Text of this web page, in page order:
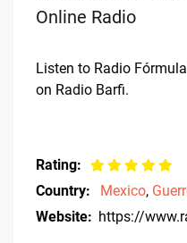
Online Radio
Listen to Radio
on Radio Barfi.
Rating:
Country:
Mexico,
Website: https://